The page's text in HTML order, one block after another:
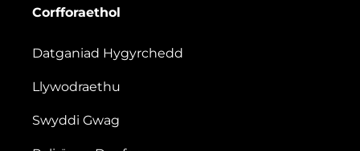
Corfforaethol
Datganiad Hygyrchedd
Llywodraethu
Swyddi Gwag